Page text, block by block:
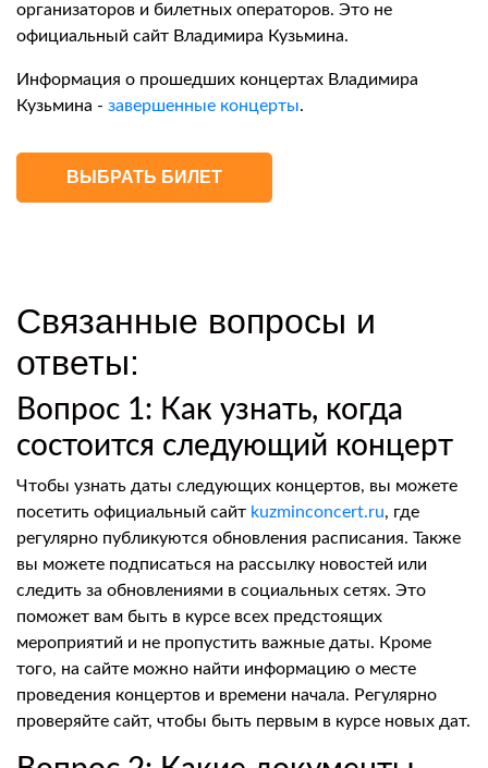
организаторов и билетных операторов. Это не
официальный сайт Владимира Кузьмина.
Информация о прошедших концертах Владимира
Кузьмина - завершенные концерты.
ВЫБРАТЬ БИЛЕТ
Связанные вопросы и
ответы:
Вопрос 1: Как узнать, когда
состоится следующий концерт
Чтобы узнать даты следующих концертов, вы можете
посетить официальный сайт kuzminconcert.ru, где
регулярно публикуются обновления расписания. Также
вы можете подписаться на рассылку новостей или
следить за обновлениями в социальных сетях. Это
поможет вам быть в курсе всех предстоящих
мероприятий и не пропустить важные даты. Кроме
того, на сайте можно найти информацию о месте
проведения концертов и времени начала. Регулярно
проверяйте сайт, чтобы быть первым в курсе новых дат.